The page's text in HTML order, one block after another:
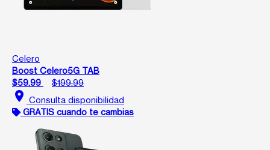
Celero
Boost Celero5G TAB
$59.99
$199.99
location_on Consulta disponibilidad
GRATIS cuando te cambias